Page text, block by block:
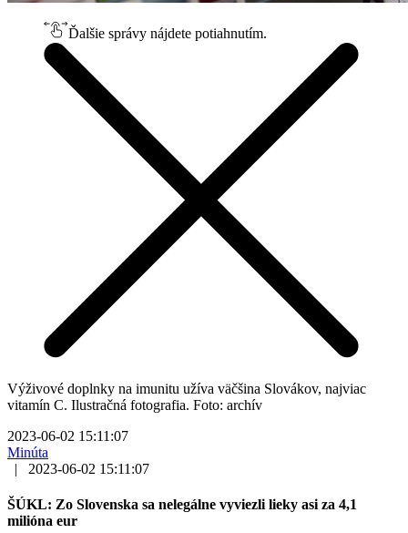
Ďalšie správy nájdete potiahnutím.
Výživové doplnky na imunitu užíva väčšina Slovákov, najviac
vitamín C. Ilustračná fotografia. Foto: archív
2023-06-02 15:11:07
Minúta
|
2023-06-02 15:11:07
ŠÚKL: Zo Slovenska sa nelegálne vyviezli lieky asi za 4,1
milióna eur